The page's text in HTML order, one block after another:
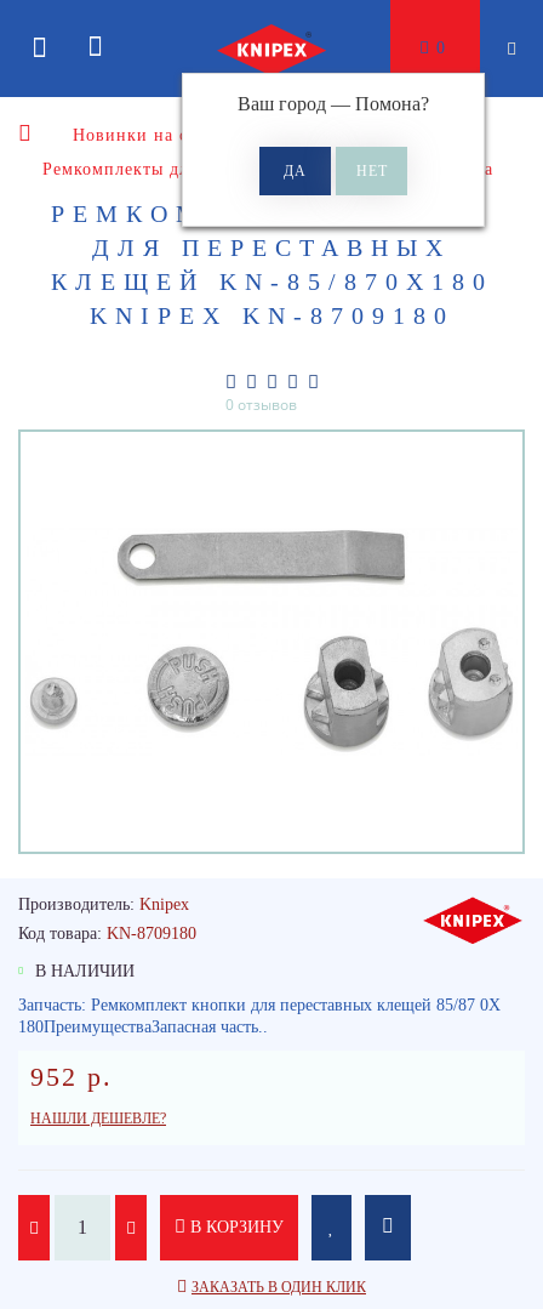
Ваш город — Помона?
0
Новинки на сайте
Ремкомплекты для шарнирно-губцевого инструмента
РЕМКОМПЛЕКТ КНОПКИ
ДЛЯ ПЕРЕСТАВНЫХ
КЛЕЩЕЙ KN-85/870X180
KNIPEX KN-8709180
0 отзывов
Производитель: Knipex
Код товара: KN-8709180
В НАЛИЧИИ
Запчасть: Ремкомплект кнопки для переставных клещей 85/87 0X
180ПреимуществаЗапасная часть..
952 р.
НАШЛИ ДЕШЕВЛЕ?
В КОРЗИНУ
ЗАКАЗАТЬ В ОДИН КЛИК